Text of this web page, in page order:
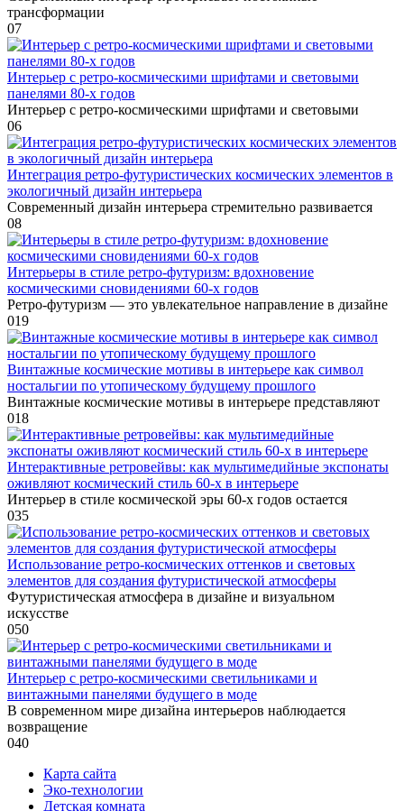
трансформации
07
Интерьер с ретро-космическими шрифтами и световыми
панелями 80-х годов
Интерьер с ретро-космическими шрифтами и световыми
06
Интеграция ретро-футуристических космических элементов в
экологичный дизайн интерьера
Современный дизайн интерьера стремительно развивается
08
Интерьеры в стиле ретро-футуризм: вдохновение
космическими сновидениями 60-х годов
Ретро-футуризм — это увлекательное направление в дизайне
019
Винтажные космические мотивы в интерьере как символ
ностальгии по утопическому будущему прошлого
Винтажные космические мотивы в интерьере представляют
018
Интерактивные ретровейвы: как мультимедийные экспонаты
оживляют космический стиль 60-х в интерьере
Интерьер в стиле космической эры 60-х годов остается
035
Использование ретро-космических оттенков и световых
элементов для создания футуристической атмосферы
Футуристическая атмосфера в дизайне и визуальном
искусстве
050
Интерьер с ретро-космическими светильниками и
винтажными панелями будущего в моде
В современном мире дизайна интерьеров наблюдается
возвращение
040
Карта сайта
Эко-технологии
Детская комната